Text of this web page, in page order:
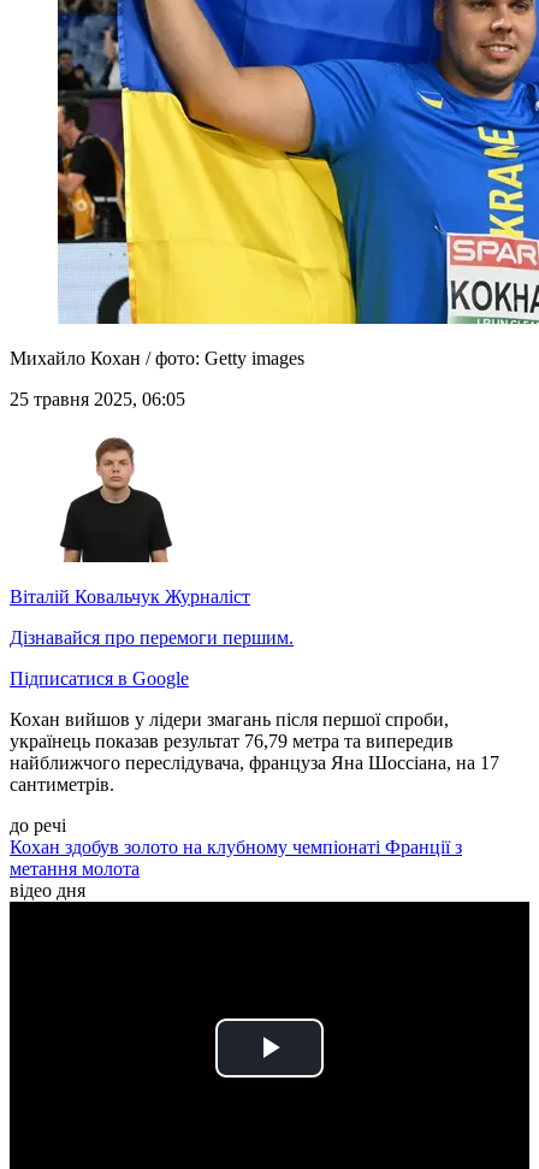
Михайло Кохан / фото: Getty images
25 травня 2025, 06:05
Віталій Ковальчук Журналіст
Дізнавайся про перемоги першим.
Підписатися в Google
Кохан вийшов у лідери змагань після першої спроби,
українець показав результат 76,79 метра та випередив
найближчого переслідувача, француза Яна Шоссіана, на 17
сантиметрів.
до речі
Кохан здобув золото на клубному чемпіонаті Франції з
метання молота
відео дня
Play